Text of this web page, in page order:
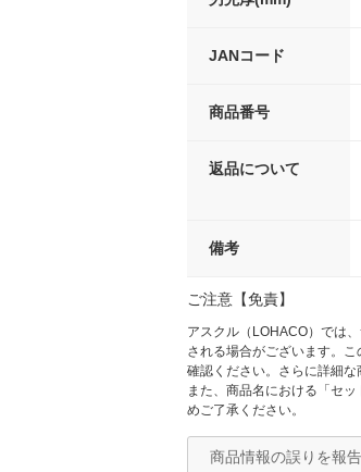
JANコード
商品番号
返品について
備考
ご注意【免責】
アスクル（LOHACO）では
される場合がございます。
確認ください。さらに詳細な
また、商品名における「セ
めご了承ください。
商品情報の誤りを報